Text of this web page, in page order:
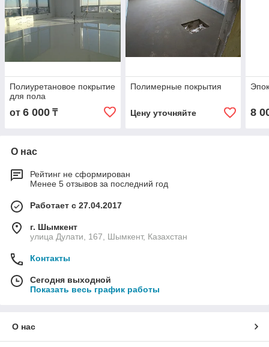
Полиуретановое покрытие
для пола
от 6 000 ₸
Полимерные покрытия
Цену уточняйте 8
О нас
Рейтинг не сформирован
Менее 5 отзывов за последний год
Работает с 27.04.2017
г. Шымкент
улица Дулати, 167, Шымкент, Казахстан
Контакты
Сегодня выходной
Показать весь график работы
О нас